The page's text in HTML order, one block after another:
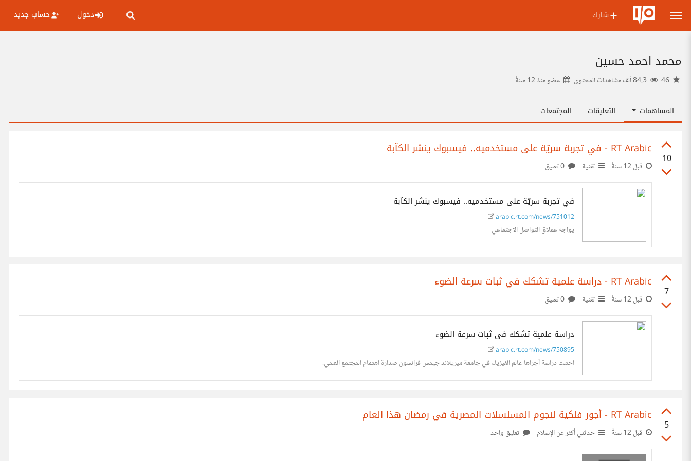
شارك دخول حساب جديد
محمد احمد حسين
عضو منذ12 سنةً
المساهمات التعليقات المجتمعات
10
RT Arabic - في تجربة سريّة على مستخدميه.. فيسبوك ينشر الكآبة
قبل 12 سنةً تقنية
في تجربة سريّة على مستخدميه.. فيسبوك ينشر الكآبة
arabic.rt.com/news/751012
يواجه عملاق التواصل الاجتماعي
7
RT Arabic - دراسة علمية تشكك في ثبات سرعة الضوء
قبل 12 سنةً تقنية
دراسة علمية تشكك في ثبات سرعة الضوء
arabic.rt.com/news/750895
احتلت دراسة أجراها عالم الفيزياء في جامعة ميريلاند جيمس فرانسون صدارة اهتمام المجتمع العلمي.
5
RT Arabic - أجور فلكية لنجوم المسلسلات المصرية في رمضان هذا العام
قبل 12 سنةً حدثني أكثر عن الإسلام تعليق واحد